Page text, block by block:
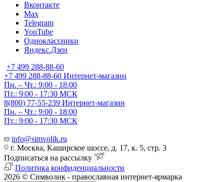
Вконтакте
Max
Telegram
YouTube
Одноклассники
Яндекс.Дзен
+7 499 288-88-60
+7 499 288-88-60 Интернет-магазин
Пн. – Чт.: 9:00 - 18:00
Пт.: 9:00 - 17:30 МСК
8(800) 77-55-239 Интернет-магазин
Пн. – Чт.: 9:00 - 18:00
Пт.: 9:00 - 17:30 МСК
info@simvolik.ru
г. Москва, Каширское шоссе, д. 17, к. 5, стр. 3
Подписаться на рассылку
Политика конфиденциальности
2026 © Символик - православная интернет-ярмарка